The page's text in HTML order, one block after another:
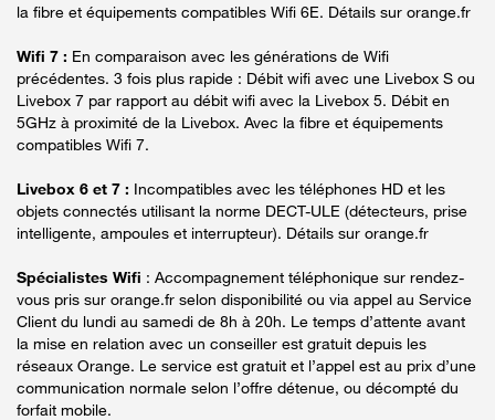
la fibre et équipements compatibles Wifi 6E. Détails sur orange.fr
Wifi 7 : En comparaison avec les générations de Wifi
précédentes. 3 fois plus rapide : Débit wifi avec une Livebox S ou
Livebox 7 par rapport au débit wifi avec la Livebox 5. Débit en
5GHz à proximité de la Livebox. Avec la fibre et équipements
compatibles Wifi 7.
Livebox 6 et 7 : Incompatibles avec les téléphones HD et les
objets connectés utilisant la norme DECT-ULE (détecteurs, prise
intelligente, ampoules et interrupteur). Détails sur orange.fr
Spécialistes Wifi : Accompagnement téléphonique sur rendez-
vous pris sur orange.fr selon disponibilité ou via appel au Service
Client du lundi au samedi de 8h à 20h. Le temps d’attente avant
la mise en relation avec un conseiller est gratuit depuis les
réseaux Orange. Le service est gratuit et l’appel est au prix d’une
communication normale selon l’offre détenue, ou décompté du
forfait mobile.